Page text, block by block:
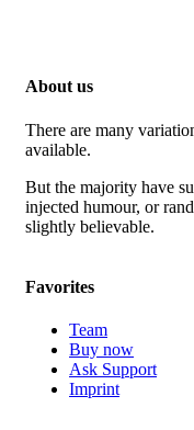
About us
There are many
available.
But the majority have
injected humour, or
slightly believable.
Favorites
Team
Buy now
Ask Support
Imprint